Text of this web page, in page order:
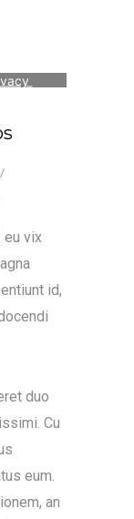
/
eu vix
id,
duo
Cu
eum.
an